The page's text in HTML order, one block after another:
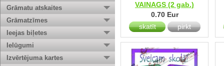
Grāmatu atskaites
Grāmatzīmes
Ieejas biļetes
Ielūgumi
Izvērtējuma kartes
VAINAGS (2 gab.)
0.70 Eur
skatīt
pirkt